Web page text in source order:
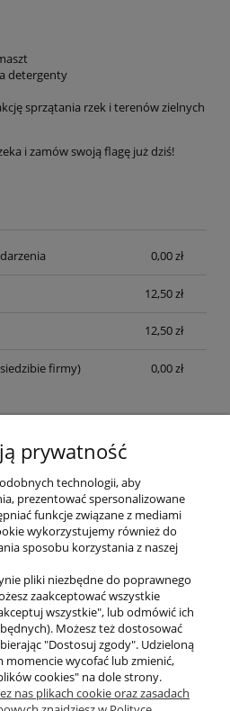
detergenty
sprzątania rzek i terenów zielnych
i zamów swoją flagę już dziś!
kosztów płatności
0,00 zł
12,50 zł
12,50 zł
firmy) 0,00 zł
prywatność
technologii, aby
prezentować spersonalizowane
funkcje związane z mediami
wykorzystujemy również do
sposobu korzystania z naszej
pliki niezbędne do poprawnego
zaakceptować wszystkie
wszystkie", lub odmówić ich
Możesz też dostosować
"Dostosuj zgody". Udzieloną
wycofać lub zmienić,
cookies" na dole strony.
nas plikach cookie oraz zasadach